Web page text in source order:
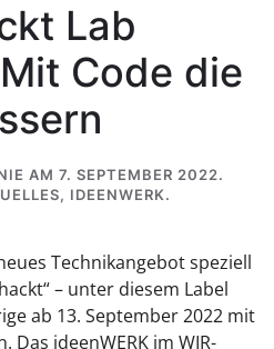
Lab
Code die
AM 7. SEPTEMBER 2022.
, IDEENWERK.
Technikangebot speziell
– unter diesem Label
ab 13. September 2022 mit
Das ideenWERK im WIR-